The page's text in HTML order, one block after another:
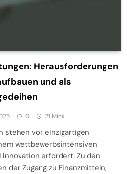
Herausforderungen
und als
0 21 Mins
stehen vor einzigartigen
wettbewerbsintensiven
Innovation erfordert. Zu den
der Zugang zu Finanzmitteln,